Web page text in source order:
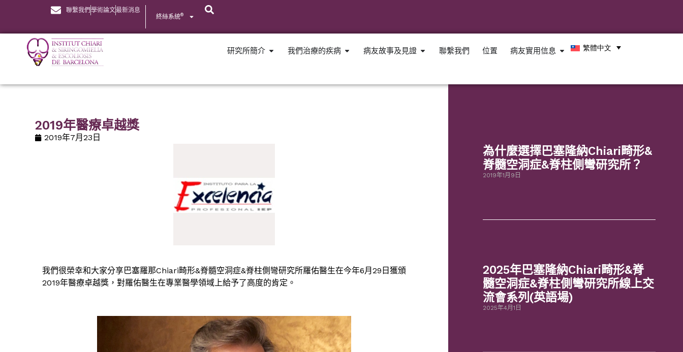
聯繫我們學術論文最新消息
終絲系統®
研究所簡介 我們治療的疾病 病友故事及見證 聯繫我們 位置 病友實用信息 繁體中文
2019年醫療卓越獎
2019年7月23日
我們很榮幸和大家分享巴塞羅那Chiari畸形&脊髓空洞症&脊柱側彎研究所羅佑醫生在今年6月29日獲頒
2019年醫療卓越獎，對羅佑醫生在專業醫學領域上給予了高度的肯定。
為什麼選擇巴塞隆納Chiari畸形&
脊髓空洞症&脊柱側彎研究所？
2019年1月9日
2025年巴塞隆納Chiari畸形&脊
髓空洞症&脊柱側彎研究所線上交
流會系列(英語場)
2025年4月1日